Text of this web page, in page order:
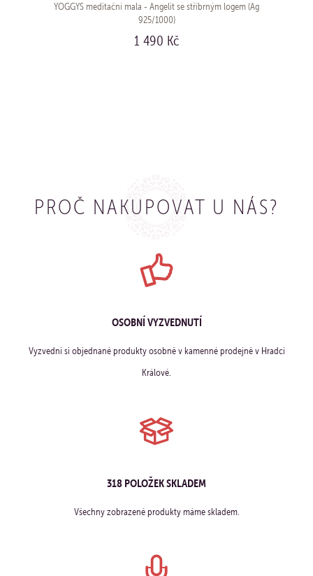
YOGGYS meditační mala - Angelit se stříbrným logem (Ag
925/1000)
1 490 Kč
PROČ NAKUPOVAT U NÁS?
OSOBNÍ VYZVEDNUTÍ
Vyzvedni si objednané produkty osobně v kamenné prodejně v Hradci
Králové.
318 POLOŽEK SKLADEM
Všechny zobrazené produkty máme skladem.